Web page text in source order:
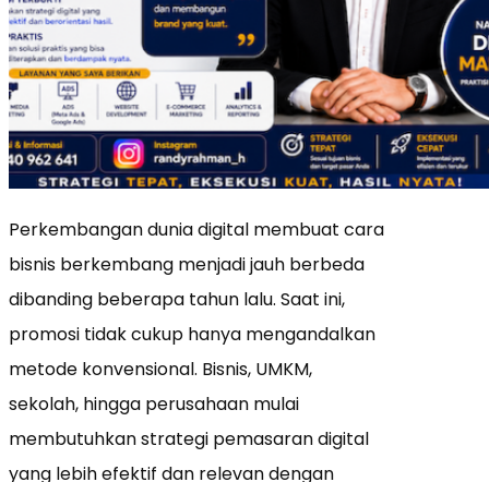
Perkembangan dunia digital membuat cara
bisnis berkembang menjadi jauh berbeda
dibanding beberapa tahun lalu. Saat ini,
promosi tidak cukup hanya mengandalkan
metode konvensional. Bisnis, UMKM,
sekolah, hingga perusahaan mulai
membutuhkan strategi pemasaran digital
yang lebih efektif dan relevan dengan